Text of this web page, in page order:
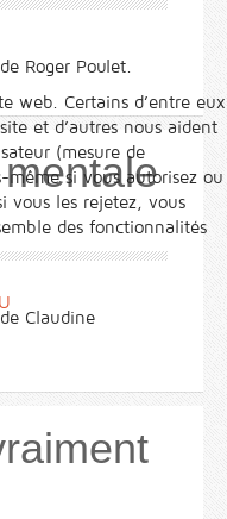
Roger Poulet.
Claudine
web. Certains d’entre eux
et d’autres nous aident
(mesure de
même si vous autorisez ou
vous les rejetez, vous
des fonctionnalités